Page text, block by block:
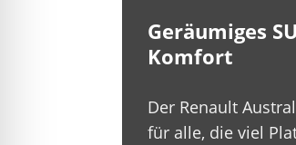
Geräumiges
Komfort
Der Renault
für alle, die viel